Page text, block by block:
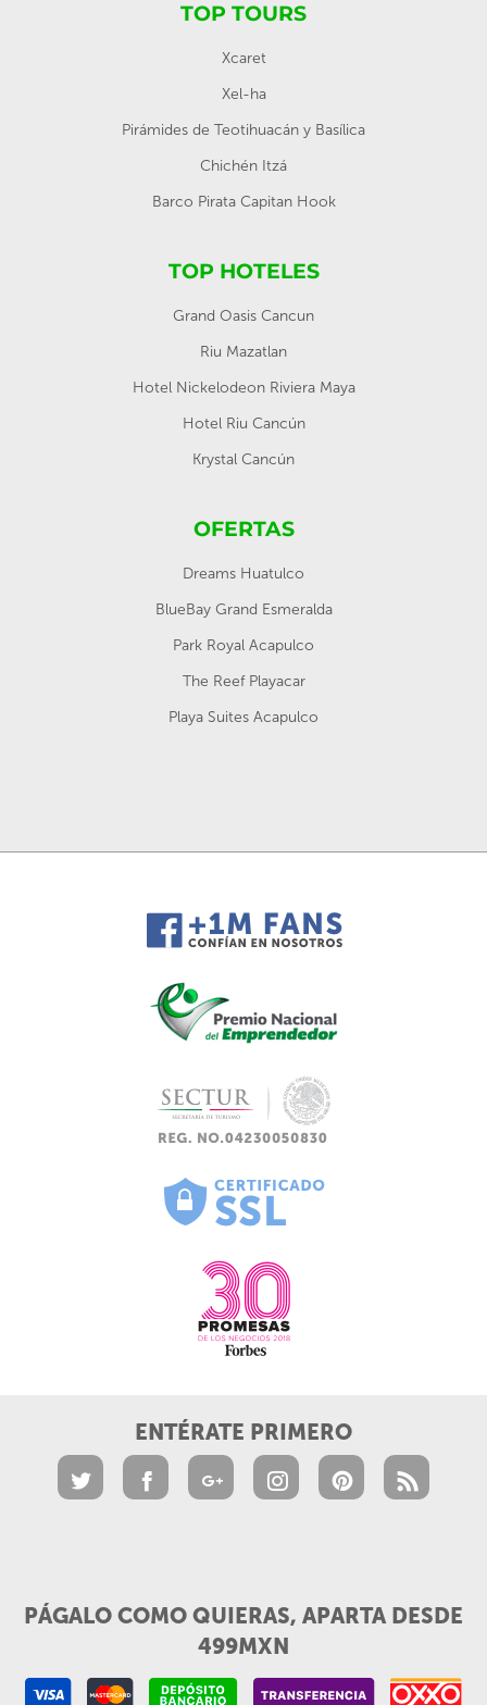
TOP TOURS
Xcaret
Xel-ha
Pirámides de Teotihuacán y Basílica
Chichén Itzá
Barco Pirata Capitan Hook
TOP HOTELES
Grand Oasis Cancun
Riu Mazatlan
Hotel Nickelodeon Riviera Maya
Hotel Riu Cancún
Krystal Cancún
OFERTAS
Dreams Huatulco
BlueBay Grand Esmeralda
Park Royal Acapulco
The Reef Playacar
Playa Suites Acapulco
ENTÉRATE PRIMERO
PÁGALO COMO QUIERAS, APARTA DESDE
499MXN